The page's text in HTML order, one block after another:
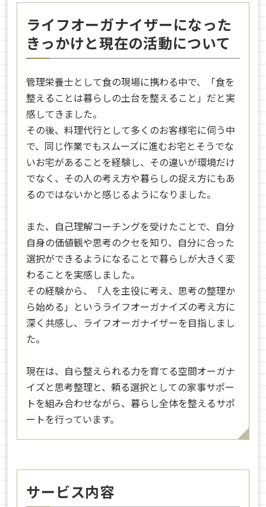
ライフオーガナイザーになった
きっかけと現在の活動について
管理栄養士として食の現場に携わる中で、「食を
整えることは暮らしの土台を整えること」だと実
感してきました。
その後、料理代行として多くのお客様宅に伺う中
で、同じ作業でもスムーズに進むお宅とそうでな
いお宅があることを経験し、その違いが環境だけ
でなく、その人の考え方や暮らしの捉え方にもあ
るのではないかと感じるようになりました。
また、自己理解コーチングを受けたことで、自分
自身の価値観や思考のクセを知り、自分に合った
選択ができるようになることで暮らしが大きく変
わることを実感しました。
その経験から、「人を主役に考え、思考の整理か
ら始める」というライフオーガナイズの考え方に
深く共感し、ライフオーガナイザーを目指しまし
た。
現在は、自ら整えられる力を育てる空間オーガナ
イズと思考整理と、頼る選択としての家事サポー
トを組み合わせながら、暮らし全体を整えるサポ
ートを行っています。
サービス内容